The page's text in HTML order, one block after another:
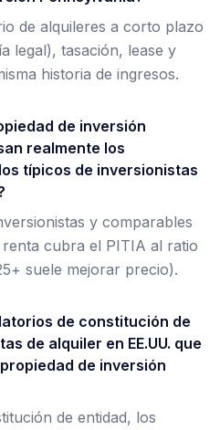
de alquileres a corto plazo
legal), tasación, lease y
historia de ingresos.
de inversión
realmente los
típicos de inversionistas
y comparables
cubra el PITIA al ratio
suele mejorar precio).
de constitución de
de alquiler en EE.UU. que
de inversión
de entidad, los